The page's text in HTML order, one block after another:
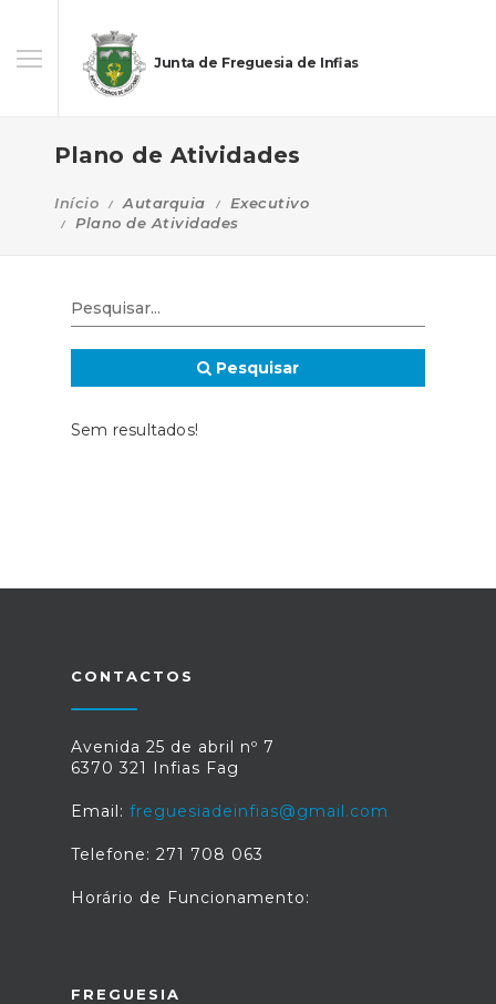
Junta de Freguesia de Infias
Plano de Atividades
Início Autarquia
Executivo
Plano de Atividades
Pesquisar
Sem resultados!
CONTACTOS
Avenida 25 de abril nº 7
6370 321 Infias Fag
Email: freguesiadeinfias@gmail.com
Telefone: 271 708 063
Horário de Funcionamento:
FREGUESIA